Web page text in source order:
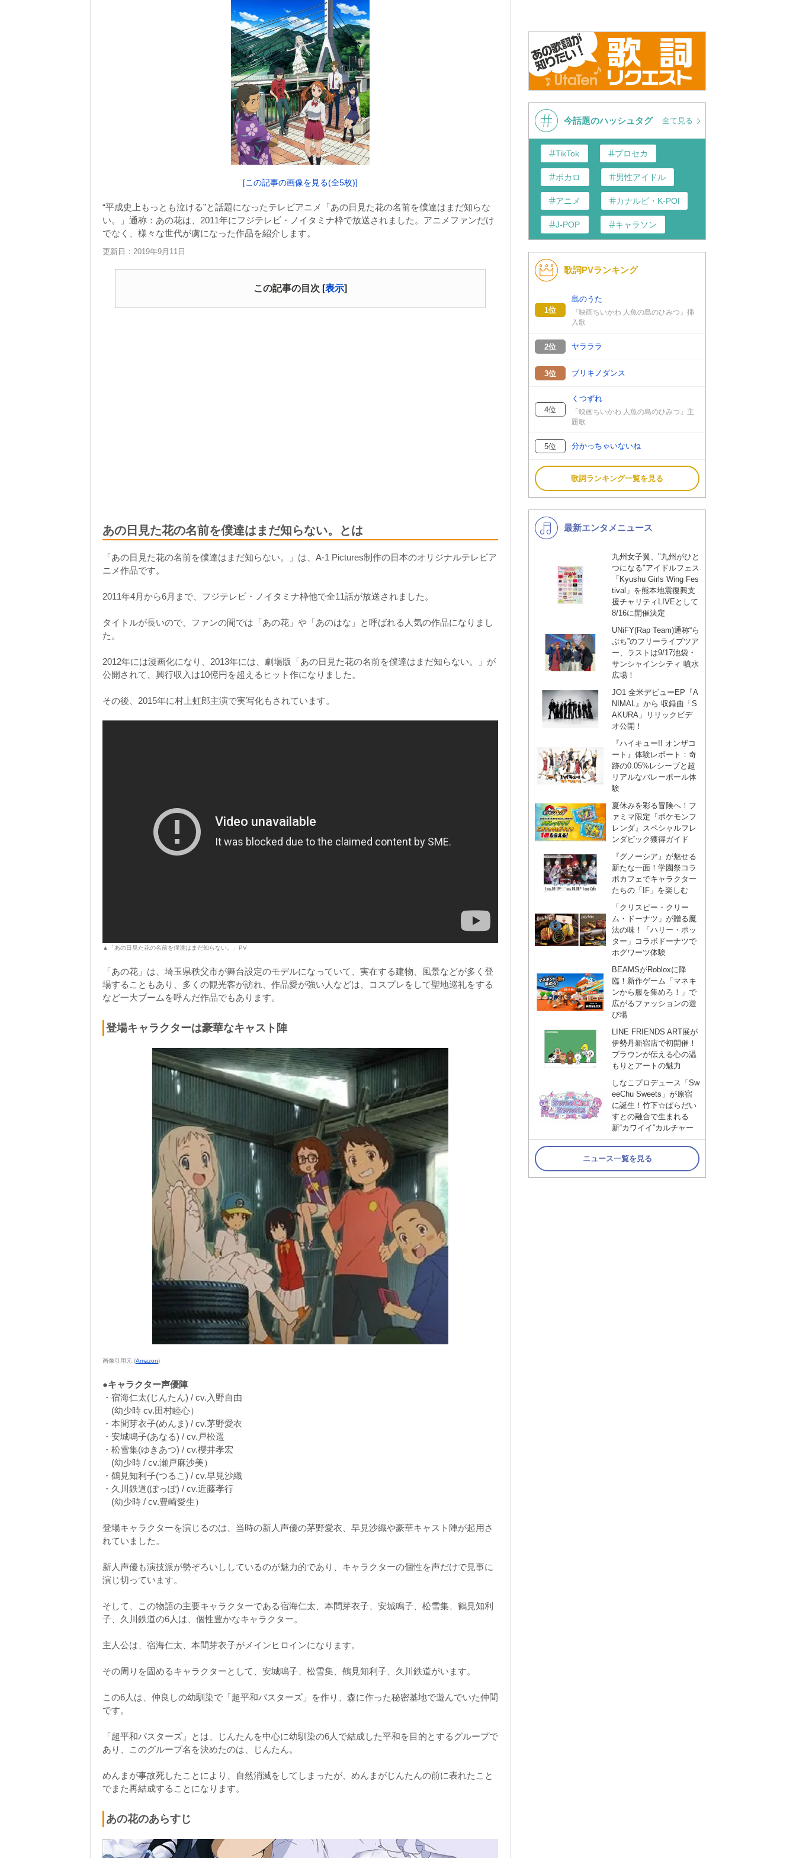
[この記事の画像を見る(全5枚)]
“平成史上もっとも泣ける”と話題になったテレビアニメ「あの日見た花の名前を僕達はまだ知らな
い。」通称：あの花は、2011年にフジテレビ・ノイタミナ枠で放送されました。アニメファンだけ
でなく、様々な世代が虜になった作品を紹介します。
更新日：2019年9月11日
この記事の目次 [表示]
あの日見た花の名前を僕達はまだ知らない。とは
「あの日見た花の名前を僕達はまだ知らない。」は、A-1 Pictures制作の日本のオリジナルテレビア
ニメ作品です。
2011年4月から6月まで、フジテレビ・ノイタミナ枠他で全11話が放送されました。
タイトルが長いので、ファンの間では「あの花」や「あのはな」と呼ばれる人気の作品になりまし
た。
2012年には漫画化になり、2013年には、劇場版「あの日見た花の名前を僕達はまだ知らない。」が
公開されて、興行収入は10億円を超えるヒット作になりました。
その後、2015年に村上虹郎主演で実写化もされています。
▲「あの日見た花の名前を僕達はまだ知らない。」PV
「あの花」は、埼玉県秩父市が舞台設定のモデルになっていて、実在する建物、風景などが多く登
場することもあり、多くの観光客が訪れ、作品愛が強い人などは、コスプレをして聖地巡礼をする
など一大ブームを呼んだ作品でもあります。
登場キャラクターは豪華なキャスト陣
画像引用元 (Amazon)
●キャラクター声優陣
・宿海仁太(じんたん) / cv.入野自由
(幼少時 cv.田村睦心）
・本間芽衣子(めんま) / cv.茅野愛衣
・安城鳴子(あなる) / cv.戸松遥
・松雪集(ゆきあつ) / cv.櫻井孝宏
(幼少時 / cv.瀬戸麻沙美）
・鶴見知利子(つるこ) / cv.早見沙織
・久川鉄道(ぽっぽ) / cv.近藤孝行
(幼少時 / cv.豊崎愛生）
登場キャラクターを演じるのは、当時の新人声優の茅野愛衣、早見沙織や豪華キャスト陣が起用さ
れていました。
新人声優も演技派が勢ぞろいししているのが魅力的であり、キャラクターの個性を声だけで見事に
演じ切っています。
そして、この物語の主要キャラクターである宿海仁太、本間芽衣子、安城鳴子、松雪集、鶴見知利
子、久川鉄道の6人は、個性豊かなキャラクター。
主人公は、宿海仁太、本間芽衣子がメインヒロインになります。
その周りを固めるキャラクターとして、安城鳴子、松雪集、鶴見知利子、久川鉄道がいます。
この6人は、仲良しの幼馴染で「超平和バスターズ」を作り、森に作った秘密基地で遊んでいた仲間
です。
「超平和バスターズ」とは、じんたんを中心に幼馴染の6人で結成した平和を目的とするグループで
あり、このグループ名を決めたのは、じんたん。
めんまが事故死したことにより、自然消滅をしてしまったが、めんまがじんたんの前に表れたこと
でまた再結成することになります。
あの花のあらすじ
今話題のハッシュタグ 全て見る
TikTok プロセカ
ボカロ 男性アイドル
アニメ カナルビ・K-POP和訳
J-POP キャラソン
K-POP バンド
演歌・歌謡
VTuber
歌詞PVランキング
1位
島のうた
『映画ちいかわ 人魚の島のひみつ』挿
入歌
2位 ヤラララ
3位 ブリキノダンス
4位
くつずれ
「映画ちいかわ 人魚の島のひみつ」主
題歌
5位 分かっちゃいないね
歌詞ランキング一覧を見る
最新エンタメニュース
九州女子翼、"九州がひと
つになる"アイドルフェス
「Kyushu Girls Wing Fes
tival」を熊本地震復興支
援チャリティLIVEとして
8/16に開催決定
UNiFY(Rap Team)通称“ら
ぷち”のフリーライブツア
ー、ラストは9/17池袋・
サンシャインシティ 噴水
広場！
JO1 全米デビューEP『A
NIMAL』から 収録曲「S
AKURA」リリックビデ
オ公開！
『ハイキュー!! オンザコ
ート』体験レポート：奇
跡の0.05%レシーブと超
リアルなバレーボール体
験
夏休みを彩る冒険へ！フ
ァミマ限定『ポケモンフ
レンダ』スペシャルフレ
ンダピック獲得ガイド
『グノーシア』が魅せる
新たな一面！学園祭コラ
ボカフェでキャラクター
たちの「IF」を楽しむ
「クリスピー・クリー
ム・ドーナツ」が贈る魔
法の味！「ハリー・ポッ
ター」コラボドーナツで
ホグワーツ体験
BEAMSがRobloxに降
臨！新作ゲーム「マネキ
ンから服を集めろ！」で
広がるファッションの遊
び場
LINE FRIENDS ART展が
伊勢丹新宿店で初開催！
ブラウンが伝える心の温
もりとアートの魅力
しなこプロデュース「Sw
eeChu Sweets」が原宿
に誕生！竹下☆ぱらだい
すとの融合で生まれる
新“カワイイ”カルチャー
ニュース一覧を見る